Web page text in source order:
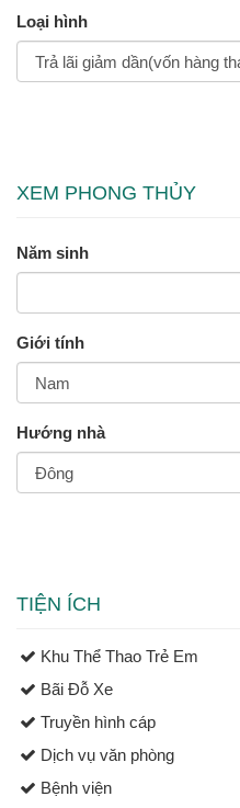
Loại hình
XEM PHONG THỦY
Năm sinh
Giới tính
Hướng nhà
TIỆN ÍCH
Khu Thể Thao Trẻ Em
Bãi Đỗ Xe
Truyền hình cáp
Dịch vụ văn phòng
Bệnh viện